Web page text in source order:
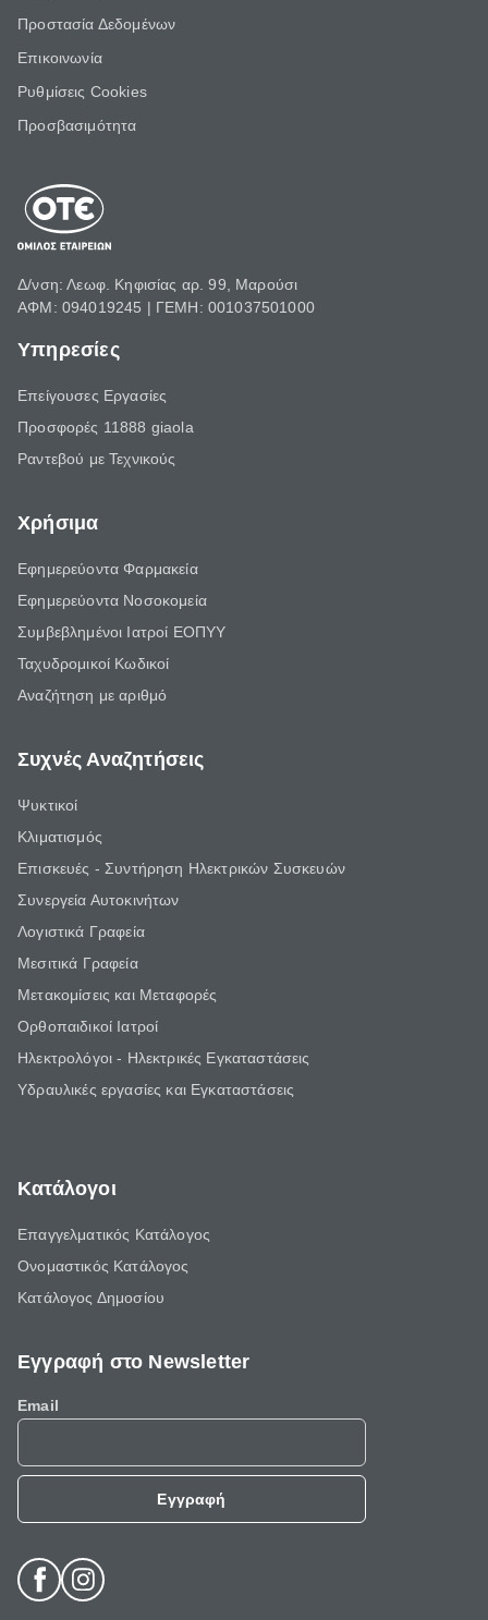
Προστασία Δεδομένων
Επικοινωνία
Ρυθμίσεις Cookies
Προσβασιμότητα
Δ/νση: Λεωφ. Κηφισίας αρ. 99, Μαρούσι
ΑΦΜ: 094019245 | ΓΕΜΗ: 001037501000
Υπηρεσίες
Επείγουσες Εργασίες
Προσφορές 11888 giaola
Ραντεβού με Τεχνικούς
Χρήσιμα
Εφημερεύοντα Φαρμακεία
Εφημερεύοντα Νοσοκομεία
Συμβεβλημένοι Ιατροί ΕΟΠΥΥ
Ταχυδρομικοί Κωδικοί
Αναζήτηση με αριθμό
Συχνές Αναζητήσεις
Ψυκτικοί
Κλιματισμός
Επισκευές - Συντήρηση Ηλεκτρικών Συσκευών
Συνεργεία Αυτοκινήτων
Λογιστικά Γραφεία
Μεσιτικά Γραφεία
Μετακομίσεις και Μεταφορές
Ορθοπαιδικοί Ιατροί
Ηλεκτρολόγοι - Ηλεκτρικές Εγκαταστάσεις
Υδραυλικές εργασίες και Εγκαταστάσεις
Κατάλογοι
Επαγγελματικός Κατάλογος
Ονομαστικός Κατάλογος
Κατάλογος Δημοσίου
Εγγραφή στο Newsletter
Email
Εγγραφή